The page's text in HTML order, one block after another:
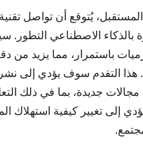
يُتوقع أن تواصل
بالذكاء الاصطناعي التطور.
باستمرار، مما يزيد من
هذا التقدم سوف يؤدي إلى
مجالات جديدة، بما في ذلك
إلى تغيير كيفية استهلاك